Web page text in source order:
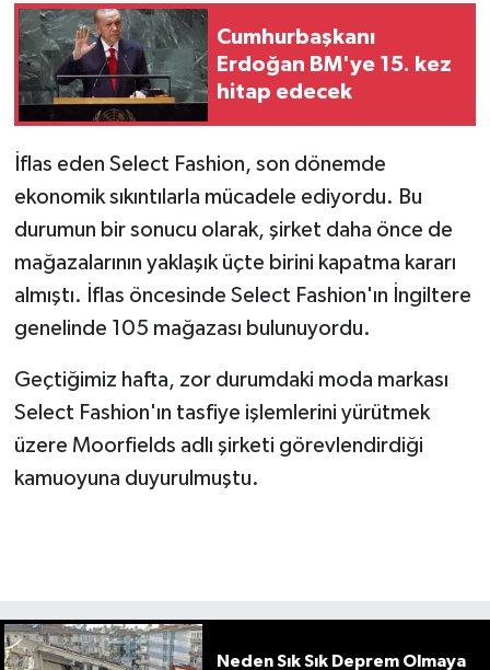
Cumhurbaşkanı
Erdoğan BM'ye 15. kez
hitap edecek
İflas eden Select Fashion, son dönemde
ekonomik sıkıntılarla mücadele ediyordu. Bu
durumun bir sonucu olarak, şirket daha önce de
mağazalarının yaklaşık üçte birini kapatma kararı
almıştı. İflas öncesinde Select Fashion'ın İngiltere
genelinde 105 mağazası bulunuyordu.
Geçtiğimiz hafta, zor durumdaki moda markası
Select Fashion'ın tasfiye işlemlerini yürütmek
üzere Moorfields adlı şirketi görevlendirdiği
kamuoyuna duyurulmuştu.
Neden Sık Sık Deprem Olmaya